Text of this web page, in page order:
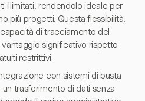
illimitati, rendendolo ideale per
più progetti. Questa flessibilità,
di tracciamento del
significativo rispetto
restrittivi.
con sistemi di busta
trasferimento di dati senza